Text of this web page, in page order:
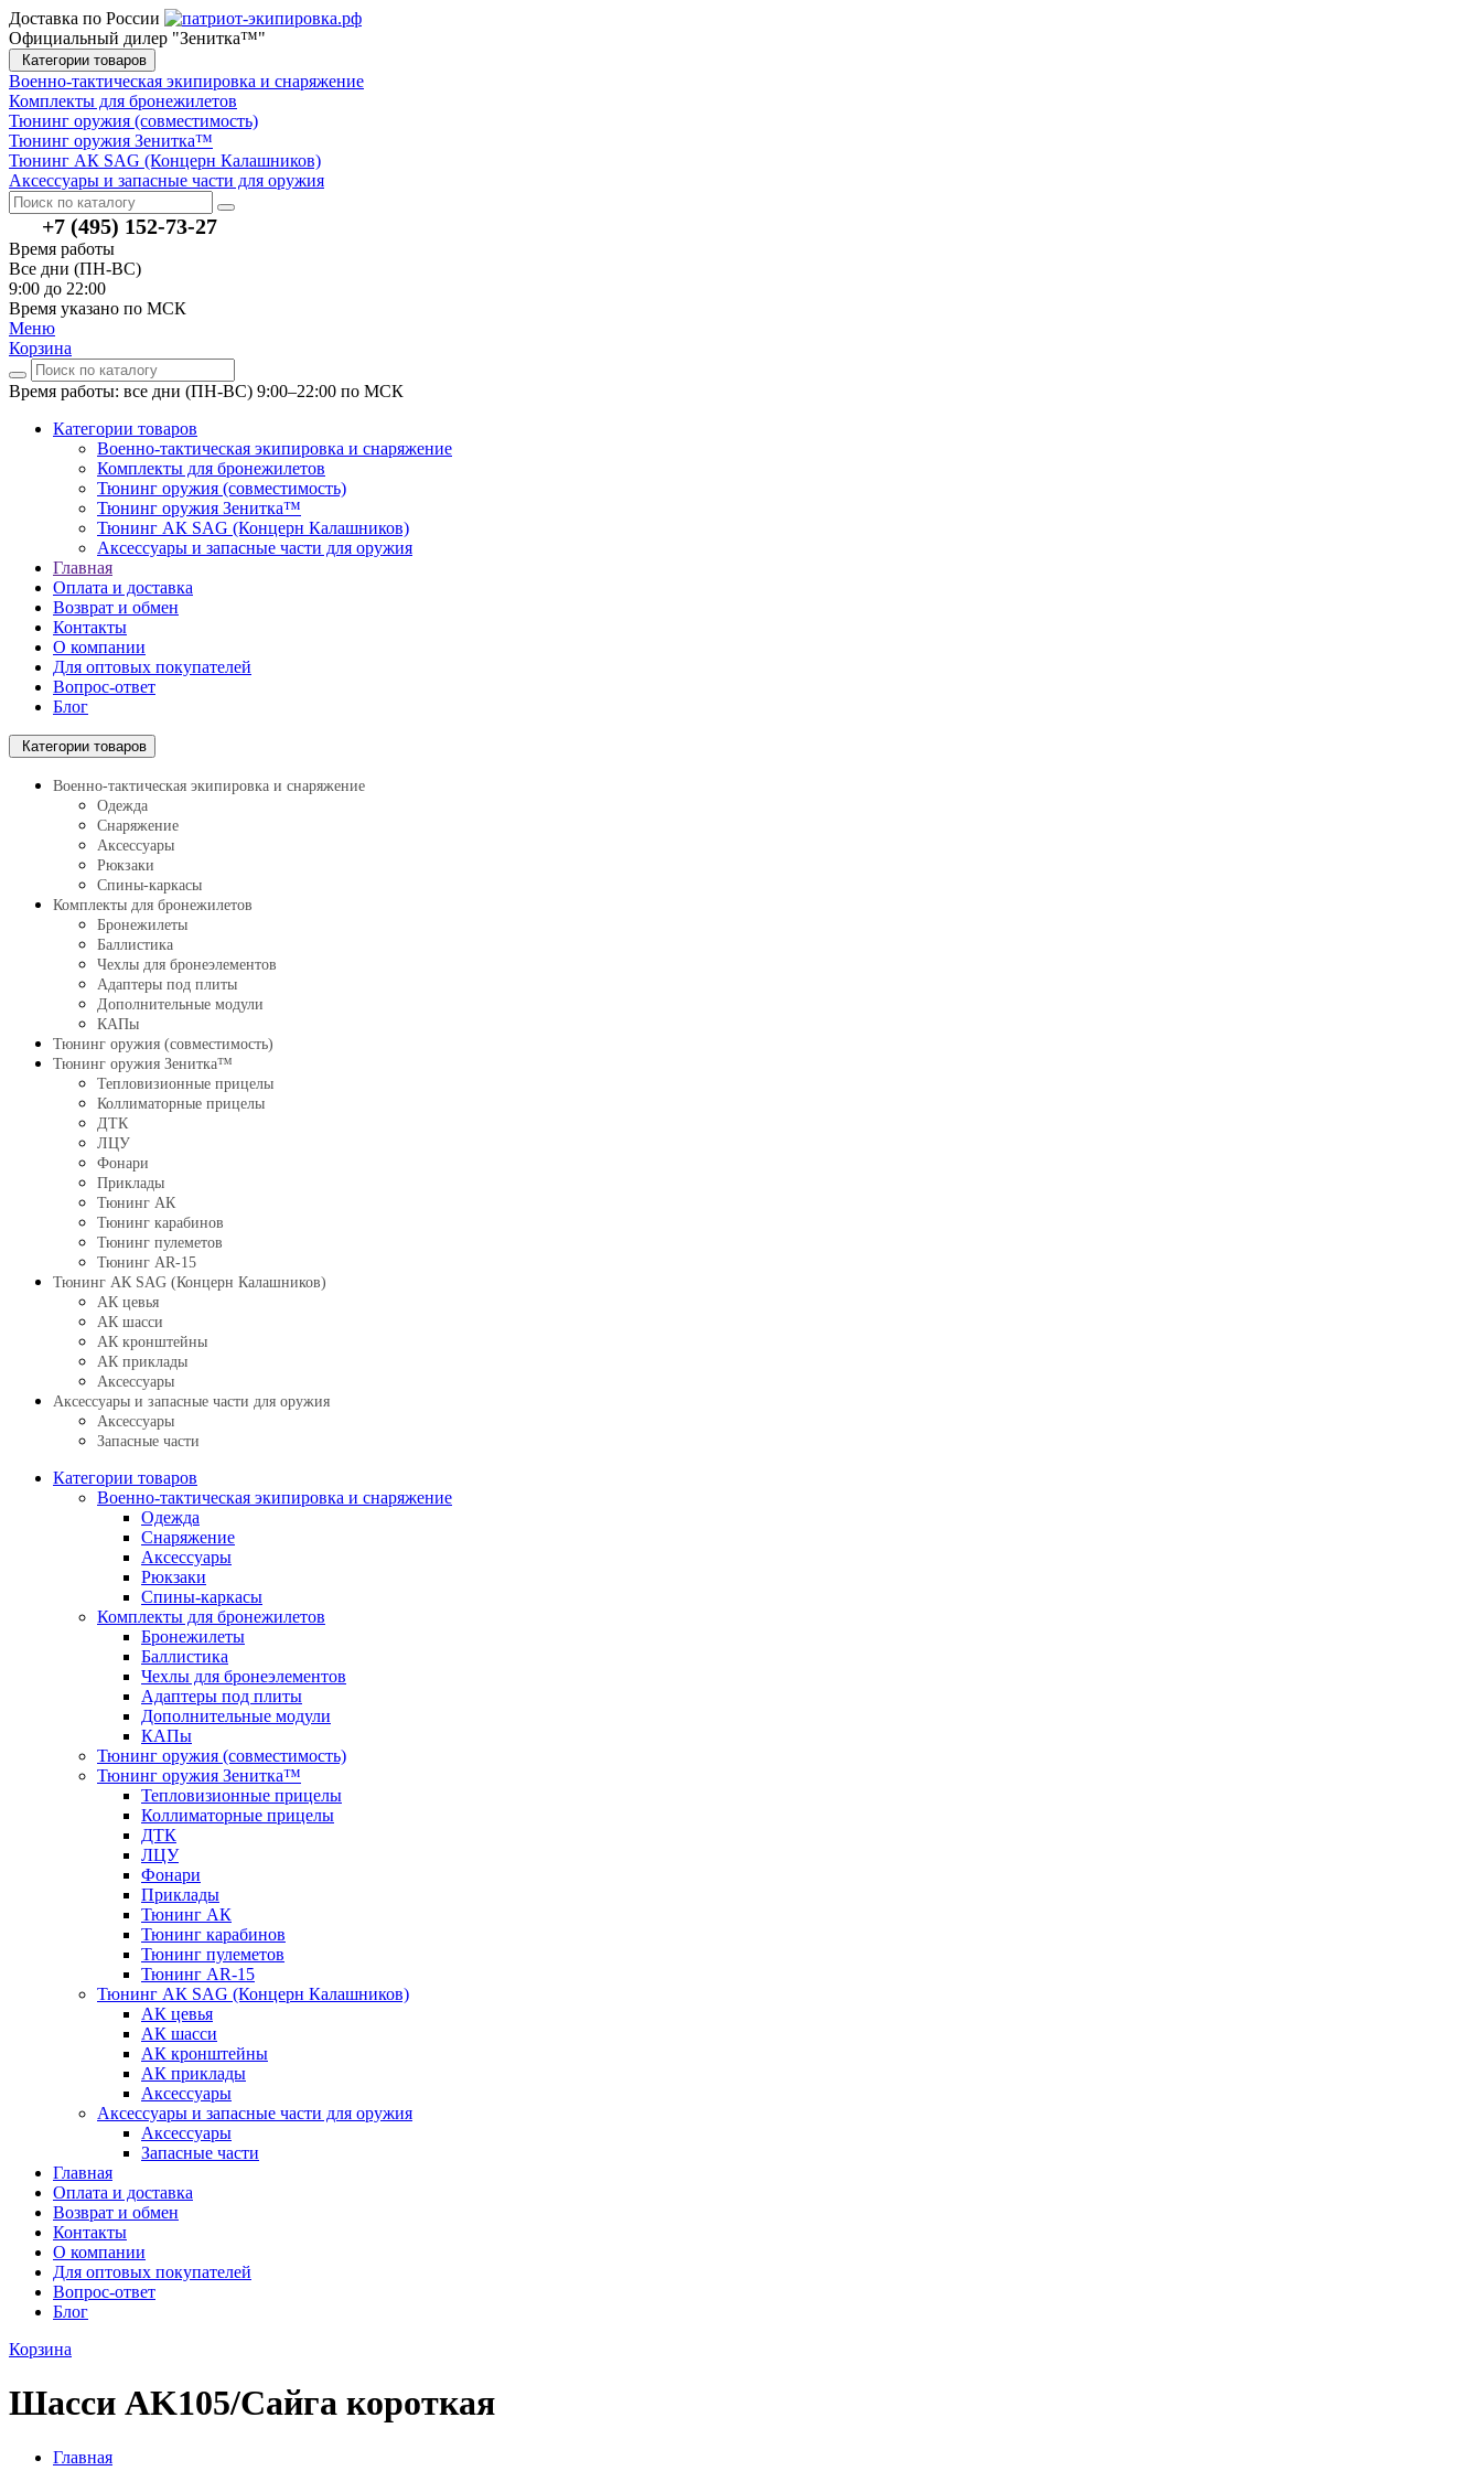
Доставка по России
Официальный дилер "Зенитка™"
Категории товаров
Военно-тактическая экипировка и снаряжение
Комплекты для бронежилетов
Тюнинг оружия (совместимость)
Тюнинг оружия Зенитка™
Тюнинг АК SAG (Концерн Калашников)
Аксессуары и запасные части для оружия
+7 (495) 152-73-27
Время работы
Все дни (ПН-ВС)
9:00 до 22:00
Время указано по МСК
Меню
Корзина
Время работы: все дни (ПН-ВС) 9:00–22:00 по МСК
Категории товаров
Военно-тактическая экипировка и снаряжение
Комплекты для бронежилетов
Тюнинг оружия (совместимость)
Тюнинг оружия Зенитка™
Тюнинг АК SAG (Концерн Калашников)
Аксессуары и запасные части для оружия
Главная
Оплата и доставка
Возврат и обмен
Контакты
О компании
Для оптовых покупателей
Вопрос-ответ
Блог
Категории товаров
Военно-тактическая экипировка и снаряжение
Одежда
Снаряжение
Аксессуары
Рюкзаки
Спины-каркасы
Комплекты для бронежилетов
Бронежилеты
Баллистика
Чехлы для бронеэлементов
Адаптеры под плиты
Дополнительные модули
КАПы
Тюнинг оружия (совместимость)
Тюнинг оружия Зенитка™
Тепловизионные прицелы
Коллиматорные прицелы
ДТК
ЛЦУ
Фонари
Приклады
Тюнинг АК
Тюнинг карабинов
Тюнинг пулеметов
Тюнинг AR-15
Тюнинг АК SAG (Концерн Калашников)
АК цевья
АК шасси
АК кронштейны
АК приклады
Аксессуары
Аксессуары и запасные части для оружия
Аксессуары
Запасные части
Категории товаров
Военно-тактическая экипировка и снаряжение
Одежда
Снаряжение
Аксессуары
Рюкзаки
Спины-каркасы
Комплекты для бронежилетов
Бронежилеты
Баллистика
Чехлы для бронеэлементов
Адаптеры под плиты
Дополнительные модули
КАПы
Тюнинг оружия (совместимость)
Тюнинг оружия Зенитка™
Тепловизионные прицелы
Коллиматорные прицелы
ДТК
ЛЦУ
Фонари
Приклады
Тюнинг АК
Тюнинг карабинов
Тюнинг пулеметов
Тюнинг AR-15
Тюнинг АК SAG (Концерн Калашников)
АК цевья
АК шасси
АК кронштейны
АК приклады
Аксессуары
Аксессуары и запасные части для оружия
Аксессуары
Запасные части
Главная
Оплата и доставка
Возврат и обмен
Контакты
О компании
Для оптовых покупателей
Вопрос-ответ
Блог
Корзина
Шасси AK105/Сайга короткая
Главная